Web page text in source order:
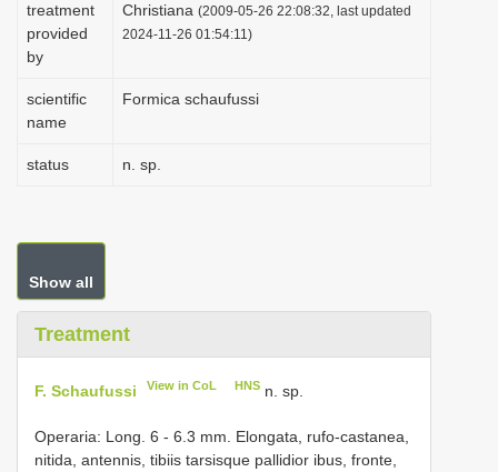
treatment
provided
by
Christiana (2009-05-26 22:08:32, last updated
2024-11-26 01:54:11)
scientific
name
Formica schaufussi
status n. sp.
Show all
Treatment
F. Schaufussi View in CoL HNSn. sp.
Operaria: Long. 6 - 6.3 mm. Elongata, rufo-castanea,
nitida, antennis, tibiis tarsisque pallidior ibus, fronte,